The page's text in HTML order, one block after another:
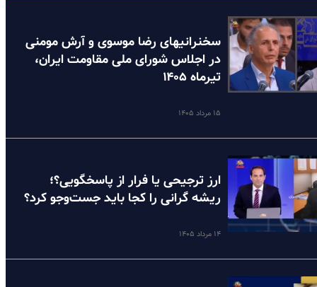
سخنرانیهای رضا موسوی و آرش مومنی
در اجلاس شورای ملی مقاومت ایران،
تیرماه ۱۴۰۵
۱۵ مرداد ۱۴۰۵
ارز ترجیحی یا فرار از پاسخگویی؟؛
ریشه گرانی را کجا باید جست‌وجو کرد؟
۱۴ مرداد ۱۴۰۵